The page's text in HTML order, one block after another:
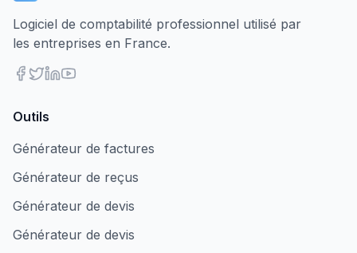
Logiciel de comptabilité professionnel utilisé par
les entreprises en France.
Outils
Générateur de factures
Générateur de reçus
Générateur de devis
Générateur de devis